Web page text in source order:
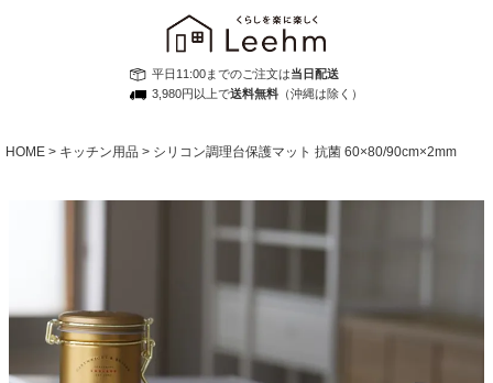
平日11:00までのご注文は当日配送
3,980円以上で送料無料 （沖縄は除く）
HOME キッチン用品 シリコン調理台保護マット 抗菌 60×80/90cm×2mm